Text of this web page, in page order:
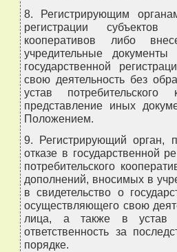
8. Регистрирующим
регистрации субъектов
кооперативов либо
учредительные
государственной
свою деятельность без
устав потребительского
представление иных
Положением.
9. Регистрирующий орган,
отказе в государственной
потребительского
дополнений, вносимых в
в свидетельство о
осуществляющего свою
лица, а также в устав
ответственность за
порядке.